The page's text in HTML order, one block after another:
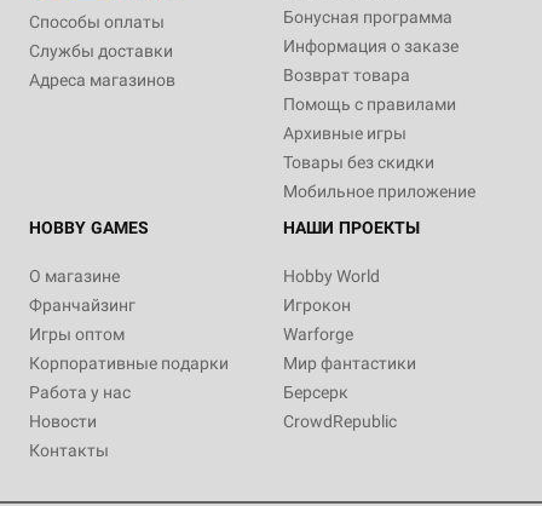
Способы оплаты
Службы доставки
Адреса магазинов
Бонусная программа
Информация о заказе
Возврат товара
Помощь с правилами
Архивные игры
Товары без скидки
Мобильное приложение
HOBBY GAMES
О магазине
Франчайзинг
Игры оптом
Корпоративные подарки
Работа у нас
Новости
Контакты
НАШИ ПРОЕКТЫ
Hobby World
Игрокон
Warforge
Мир фантастики
Берсерк
CrowdRepublic